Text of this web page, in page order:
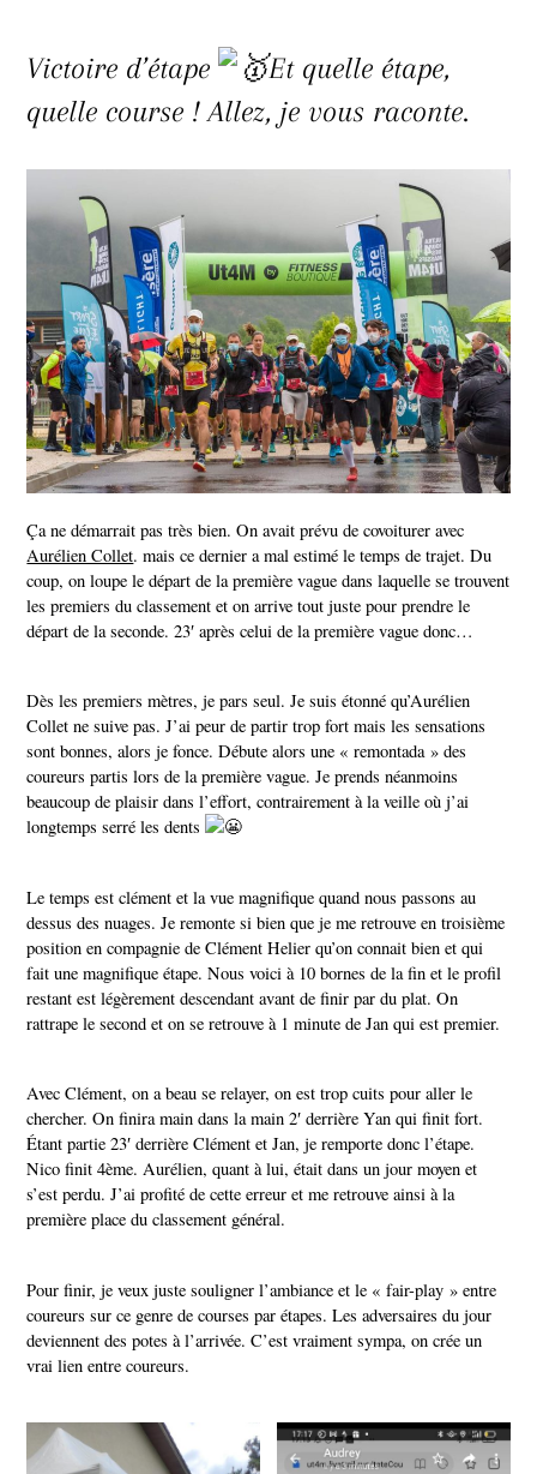
Victoire d’étape
Et quelle étape,
quelle course ! Allez, je vous raconte.
Ça ne démarrait pas très bien. On avait prévu de covoiturer avec
Aurélien Collet. mais ce dernier a mal estimé le temps de trajet. Du
coup, on loupe le départ de la première vague dans laquelle se trouvent
les premiers du classement et on arrive tout juste pour prendre le
départ de la seconde. 23′ après celui de la première vague donc…
Dès les premiers mètres, je pars seul. Je suis étonné qu’Aurélien
Collet ne suive pas. J’ai peur de partir trop fort mais les sensations
sont bonnes, alors je fonce. Débute alors une « remontada » des
coureurs partis lors de la première vague. Je prends néanmoins
beaucoup de plaisir dans l’effort, contrairement à la veille où j’ai
longtemps serré les dents
Le temps est clément et la vue magnifique quand nous passons au
dessus des nuages. Je remonte si bien que je me retrouve en troisième
position en compagnie de Clément Helier qu’on connait bien et qui
fait une magnifique étape. Nous voici à 10 bornes de la fin et le profil
restant est légèrement descendant avant de finir par du plat. On
rattrape le second et on se retrouve à 1 minute de Jan qui est premier.
Avec Clément, on a beau se relayer, on est trop cuits pour aller le
chercher. On finira main dans la main 2′ derrière Yan qui finit fort.
Étant partie 23′ derrière Clément et Jan, je remporte donc l’étape.
Nico finit 4ème. Aurélien, quant à lui, était dans un jour moyen et
s’est perdu. J’ai profité de cette erreur et me retrouve ainsi à la
première place du classement général.
Pour finir, je veux juste souligner l’ambiance et le « fair-play » entre
coureurs sur ce genre de courses par étapes. Les adversaires du jour
deviennent des potes à l’arrivée. C’est vraiment sympa, on crée un
vrai lien entre coureurs.